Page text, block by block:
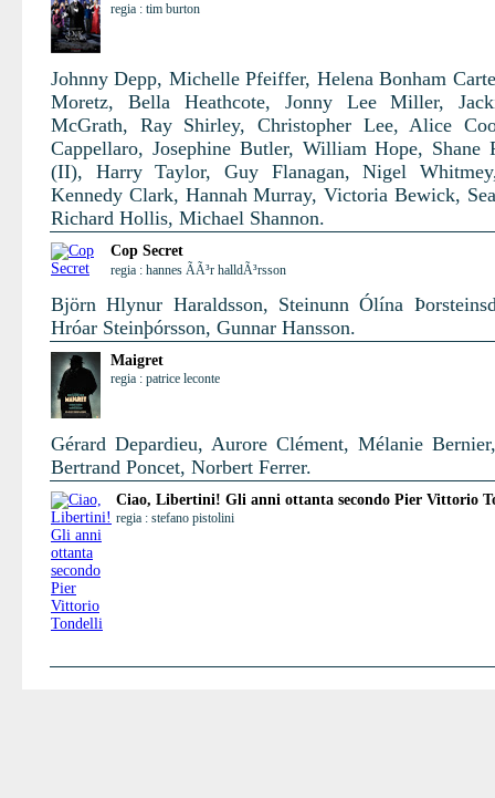
regia : tim burton
Johnny Depp, Michelle Pfeiffer, Helena Bonham
Moretz, Bella Heathcote, Jonny Lee Miller,
McGrath, Ray Shirley, Christopher Lee, Alice
Cappellaro, Josephine Butler, William Hope, Shane
(II), Harry Taylor, Guy Flanagan, Nigel
Kennedy Clark, Hannah Murray, Victoria Bewick,
Richard Hollis, Michael Shannon.
Cop Secret
regia : hannes ÃÃ³r halldÃ³rsson
Björn Hlynur Haraldsson, Steinunn Ólína
Hróar Steinþórsson, Gunnar Hansson.
Maigret
regia : patrice leconte
Gérard Depardieu, Aurore Clément, Mélanie
Bertrand Poncet, Norbert Ferrer.
Ciao, Libertini! Gli anni ottanta secondo Pier Vittorio
regia : stefano pistolini